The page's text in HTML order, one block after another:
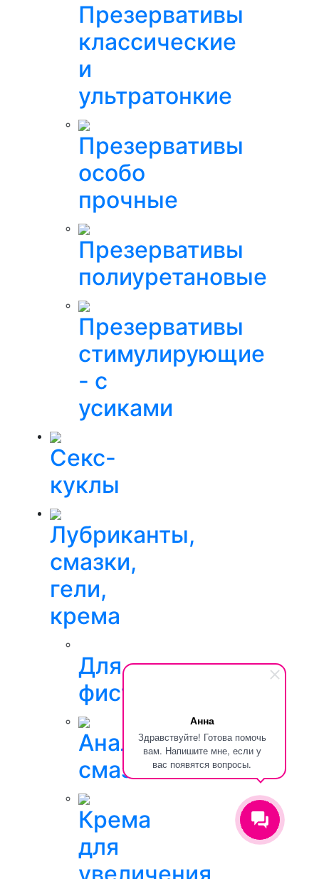
Анна
Здравствуйте! Готова помочь
вам. Напишите мне, если у
вас появятся вопросы.
Презервативы
классические
и
ультратонкие
Презервативы
особо
прочные
Презервативы
полиуретановые
Презервативы
стимулирующие
- с
усиками
Секс-
куклы
Лубриканты,
смазки,
гели,
крема
Для
фистинга
Анальные
смазки
Крема
для